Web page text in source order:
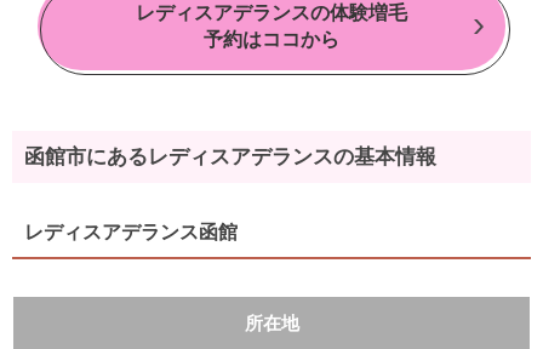
レディスアデランスの体験増毛
予約はココから
函館市にあるレディスアデランスの基本情報
レディスアデランス函館
所在地